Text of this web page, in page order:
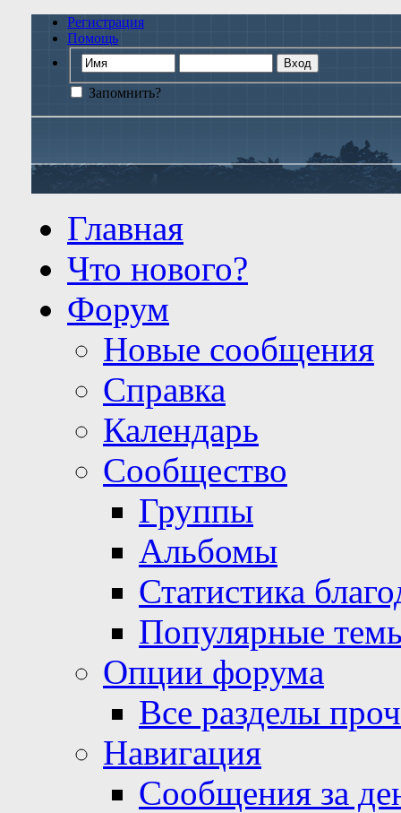
Регистрация
Помощь
Запомнить?
Главная
Что нового?
Форум
Новые сообщения
Справка
Календарь
Сообщество
Группы
Альбомы
Статистика
Популярные
Опции форума
Все разделы
Навигация
Сообщения за